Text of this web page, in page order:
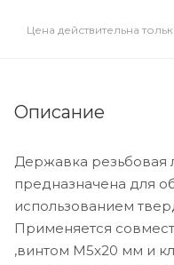
Цена действительна
Описание
Державка резьбовая
предназначена для
использованием
Применяется
,винтом M5x20 мм и